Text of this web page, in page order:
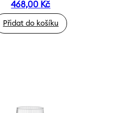
468,00 Kč
Přidat do košíku